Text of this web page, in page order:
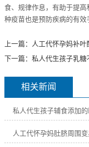
食、规律作息，有助于提高
种疫苗也是预防疾病的有效
上一篇：
人工代怀孕妈补叶
下一篇： 私人代生孩子乳糖
相关新闻
人工代怀孕妈肚脐周围